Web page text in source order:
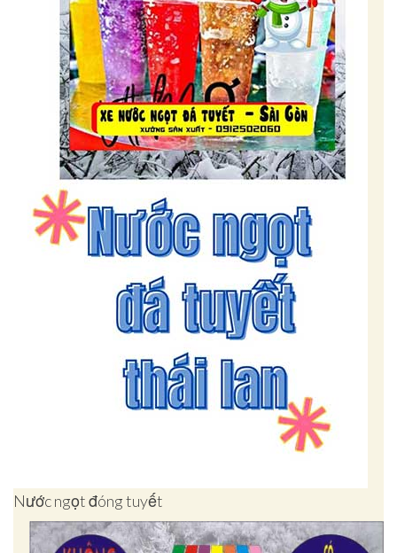
Nước ngọt đóng tuyết